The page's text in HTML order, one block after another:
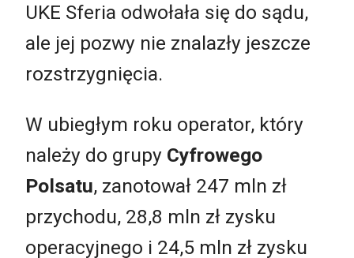
UKE Sferia odwołała się do sądu,
ale jej pozwy nie znalazły jeszcze
rozstrzygnięcia.
W ubiegłym roku operator, który
należy do grupy Cyfrowego
Polsatu, zanotował 247 mln zł
przychodu, 28,8 mln zł zysku
operacyjnego i 24,5 mln zł zysku